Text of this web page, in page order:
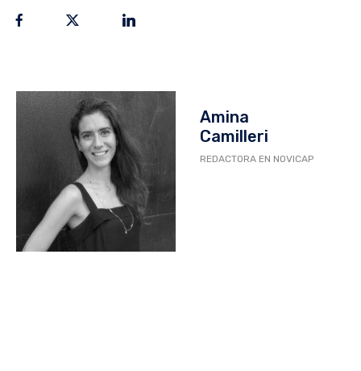
Amina
Camilleri
REDACTORA EN NOVICAP